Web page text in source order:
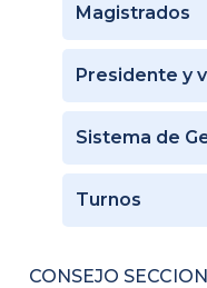
Magistrados
Presidente y
Sistema de
Turnos
CONSEJO